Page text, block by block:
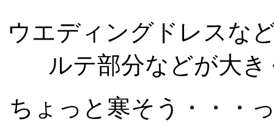
ウエディングドレスな
ルテ部分などが大
ちょっと寒そう・・・